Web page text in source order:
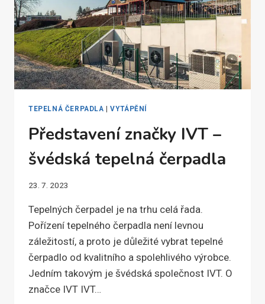
TEPELNÁ ČERPADLA |VYTÁPĚNÍ
Představení značky IVT –
švédská tepelná čerpadla
23. 7. 2023
Tepelných čerpadel je na trhu celá řada.
Pořízení tepelného čerpadla není levnou
záležitostí, a proto je důležité vybrat tepelné
čerpadlo od kvalitního a spolehlivého výrobce.
Jedním takovým je švédská společnost IVT. O
značce IVT IVT…